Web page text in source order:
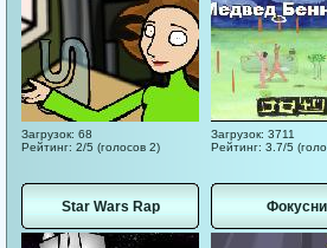
Загрузок: 68
Рейтинг: 2/5 (голосов 2)
Загрузок: 3711
Рейтинг: 3.7/5
Star Wars Rap